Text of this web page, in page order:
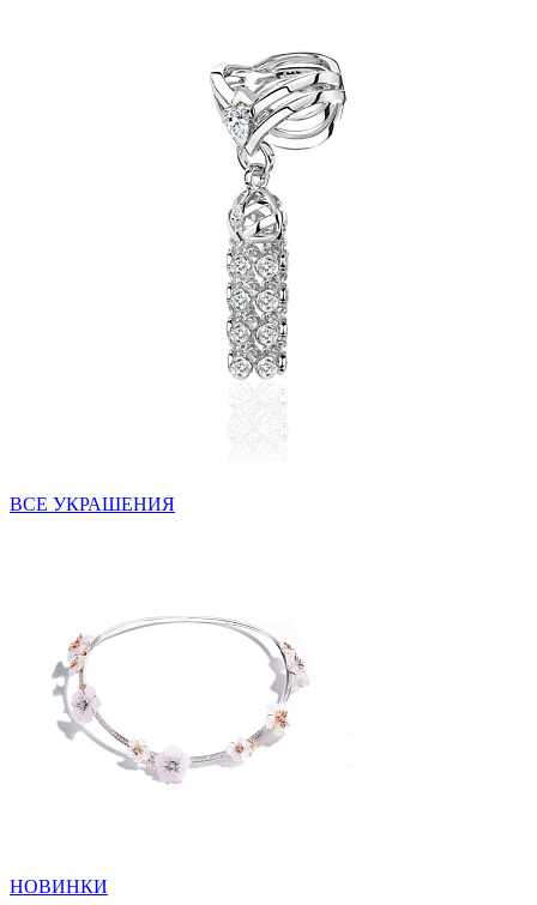
ВСЕ УКРАШЕНИЯ
НОВИНКИ